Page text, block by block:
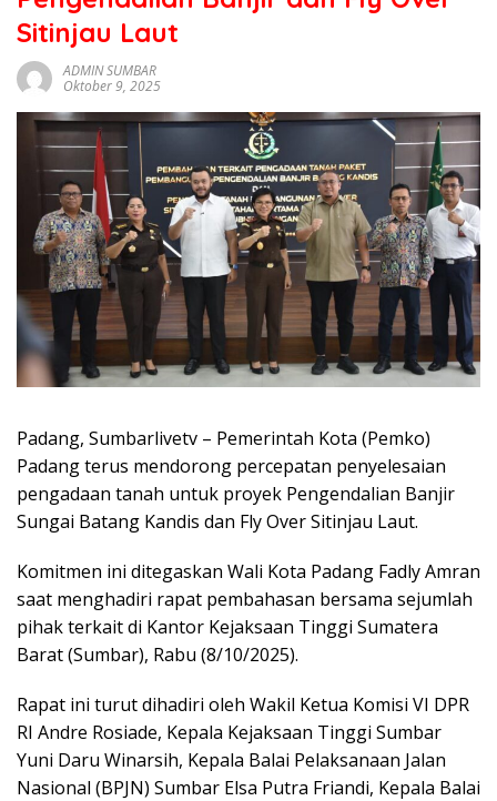
sumbar
tv
Sitinjau Laut
ADMIN SUMBAR
Oktober 9, 2025
Padang, Sumbarlivetv – Pemerintah Kota (Pemko)
Padang terus mendorong percepatan penyelesaian
pengadaan tanah untuk proyek Pengendalian Banjir
Sungai Batang Kandis dan Fly Over Sitinjau Laut.
Komitmen ini ditegaskan Wali Kota Padang Fadly Amran
saat menghadiri rapat pembahasan bersama sejumlah
pihak terkait di Kantor Kejaksaan Tinggi Sumatera
Barat (Sumbar), Rabu (8/10/2025).
Rapat ini turut dihadiri oleh Wakil Ketua Komisi VI DPR
RI Andre Rosiade, Kepala Kejaksaan Tinggi Sumbar
Yuni Daru Winarsih, Kepala Balai Pelaksanaan Jalan
Nasional (BPJN) Sumbar Elsa Putra Friandi, Kepala Balai